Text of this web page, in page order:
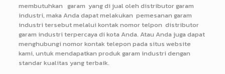
membutuhkan garam yang di jual oleh distributor garam
industri, maka Anda dapat melakukan pemesanan garam
industri tersebut melalui kontak nomor telpon distributor
garam industri terpercaya di kota Anda. Atau Anda juga dapat
menghubungi nomor kontak telepon pada situs website
kami, untuk mendapatkan produk garam industri dengan
standar kualitas yang terbaik.